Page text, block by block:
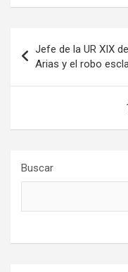
de
entradas
Jefe de la UR XIX
Arias y el robo
Buscar